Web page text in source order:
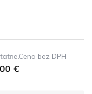
bez DPH
€